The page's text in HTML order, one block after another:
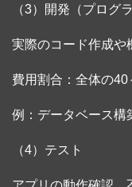
（3）開発（プログ
実際のコード作成や
費用割合：全体の40
例：データベース構
（4）テスト